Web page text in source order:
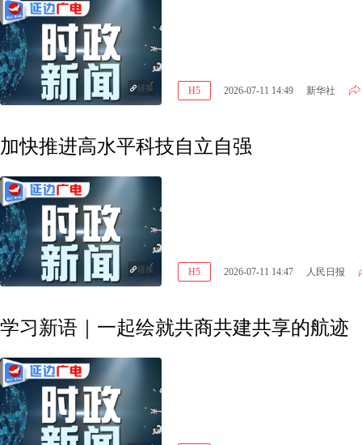
链接 H5 2026-07-11 14:49 新华社
加快推进高水平科技自立自强
链接 H5 2026-07-11 14:47 人民日报
学习新语｜一起绘就共商共建共享的航迹